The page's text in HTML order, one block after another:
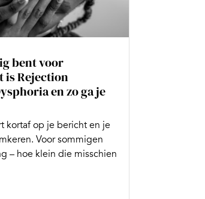
bent voor
Rejection
en zo ga je
kortaf op je bericht en je
Voor sommigen
– hoe klein die misschien